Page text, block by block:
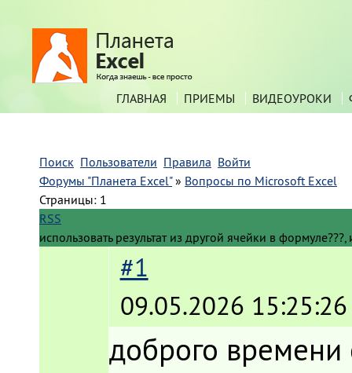
ГЛАВНАЯ ПРИЕМЫ ВИДЕОУРОКИ
Поиск Пользователи Правила Войти
Форумы "Планета Excel" » Вопросы по Microsoft Excel
Страницы: 1
RSS
использовать результат из другой ячейки в
#1
09.05.2026 15:25:26
доброго времени